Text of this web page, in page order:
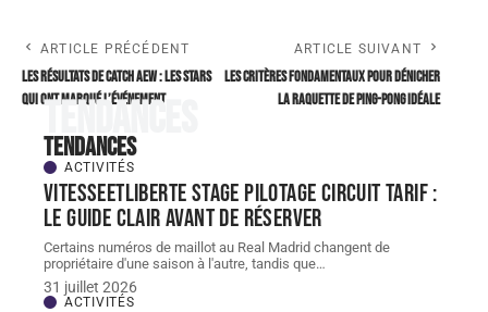
ARTICLE PRÉCÉDENT
Les résultats de catch AEW : les stars
qui ont marqué l’événement
ARTICLE SUIVANT
Les critères fondamentaux pour dénicher
la raquette de ping-pong idéale
Tendances
Tendances
ACTIVITÉS
Vitesseetliberte stage pilotage circuit tarif :
le guide clair avant de réserver
Certains numéros de maillot au Real Madrid changent de
propriétaire d'une saison à l'autre, tandis que…
31 juillet 2026
ACTIVITÉS